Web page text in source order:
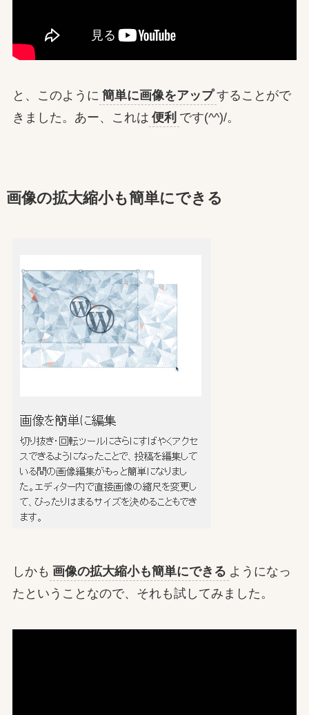
と、このように 簡単に画像をアップ することがで
きました。あー、これは 便利 です(^^)/。
画像の拡大縮小も簡単にできる
しかも 画像の拡大縮小も簡単にできる ようになっ
たということなので、それも試してみました。